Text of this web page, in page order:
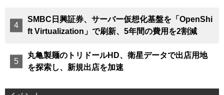
SMBC日興証券、サーバー仮想化基盤を「OpenShi
ft Virtualization」で刷新、5年間の費用を2割減
丸亀製麺のトリドールHD、衛星データで出店用地
を探索し、新規出店を加速